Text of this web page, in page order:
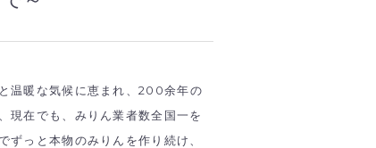
温暖な気候に恵まれ、200余年の
現在でも、みりん業者数全国一を
ずっと本物のみりんを作り続け、